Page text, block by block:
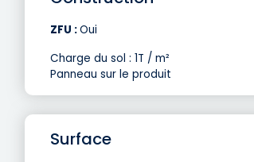
ZFU :Oui
Charge du sol : 1T / m²
Panneau sur le produit
Surface